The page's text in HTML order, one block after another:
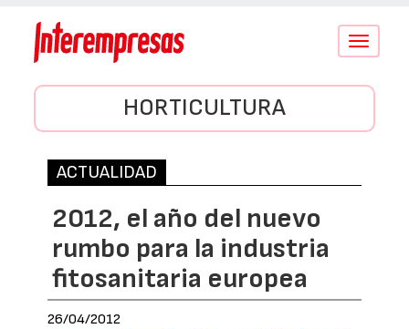
Conmutar
HORTICULTURA
ACTUALIDAD
2012, el año del nuevo
rumbo para la industria
fitosanitaria europea
26/04/2012